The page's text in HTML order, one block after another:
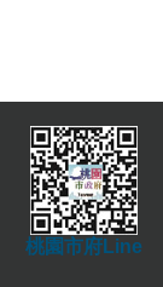
桃園市府Line